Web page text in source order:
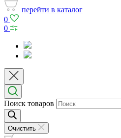
перейти в каталог
0
0
Поиск товаров
Очистить